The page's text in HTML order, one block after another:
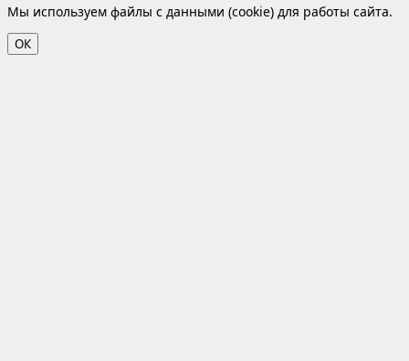
Мы используем файлы с данными (cookie) для работы сайта.
ОК